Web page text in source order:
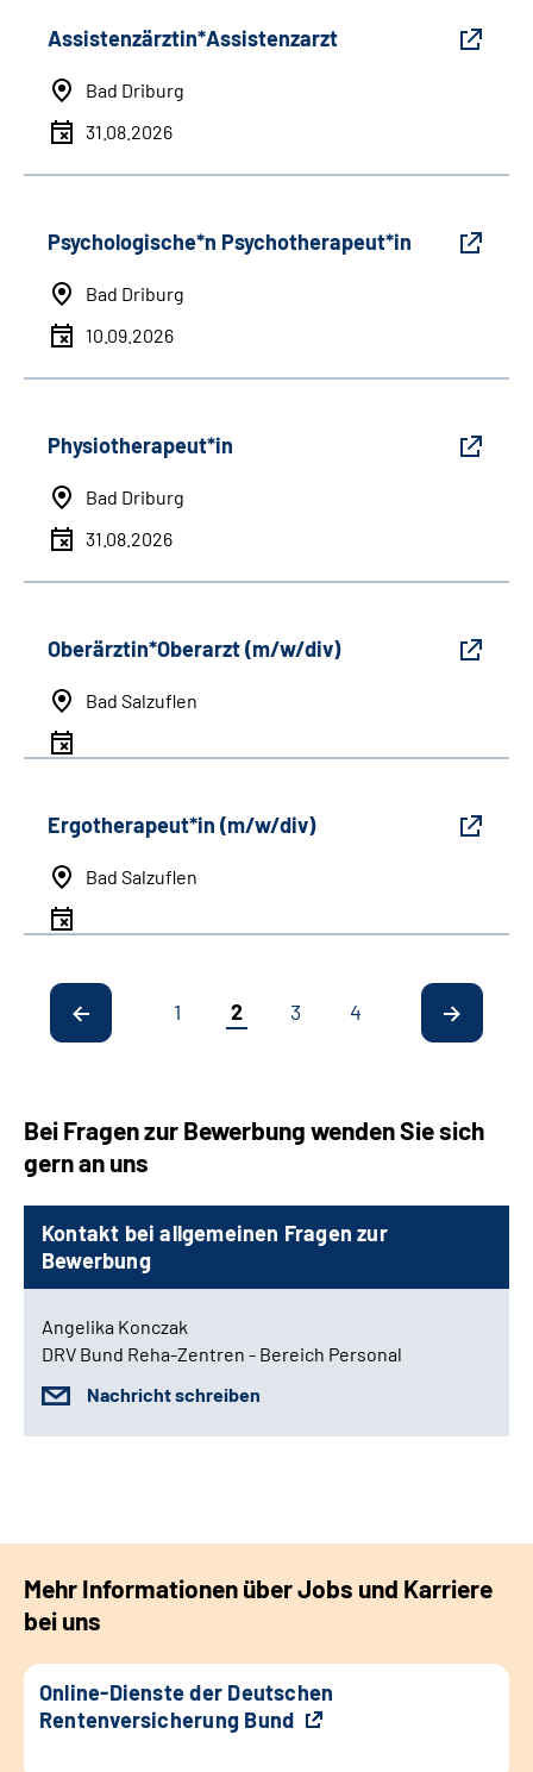
Assistenzärztin*Assistenzarzt
Bad Driburg
31.08.2026
Psychologische*n Psychotherapeut*in
Bad Driburg
10.09.2026
Physiotherapeut*in
Bad Driburg
31.08.2026
Oberärztin*Oberarzt (m/w/div)
Bad Salzuflen
Ergotherapeut*in (m/w/div)
Bad Salzuflen
1 2 3 4
Bei Fragen zur Bewerbung wenden Sie sich
gern an uns
Kontakt bei allgemeinen Fragen zur
Bewerbung
Angelika Konczak
DRV Bund Reha-Zentren - Bereich Personal
Nachricht schreiben
Mehr Informationen über Jobs und Karriere
bei uns
Online-Dienste der Deutschen
Rentenversicherung Bund